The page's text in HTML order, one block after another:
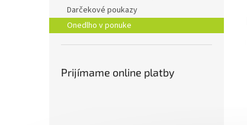
Darčekové poukazy
Onedlho v ponuke
Prijímame online platby